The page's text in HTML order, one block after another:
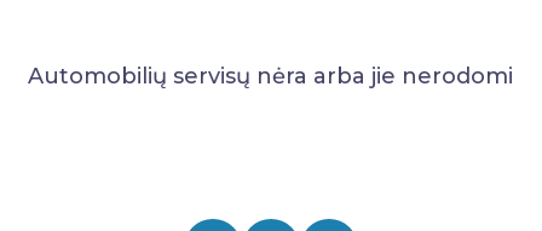
Automobilių servisų nėra arba jie nerodomi